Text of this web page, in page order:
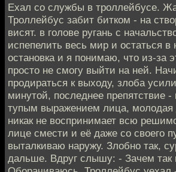
Ехал со службы в троллейбусе.
Троллейбус забит битком - на
висят. в голове ругань с
испепелить весь мир и остаться
остановка и я понимаю, что из-за
просто не смогу выйти на ней.
продираться к выходу, злоба
минутой, последнее препятствие -
тупым выражением лица, молодая
никак не воспринимает всю
лице смести и её даже со своего
выталкиваю наружу. Злобно так,
дальше. Вдруг слышу: - Зачем так